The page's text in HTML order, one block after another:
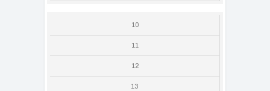
10
11
12
13